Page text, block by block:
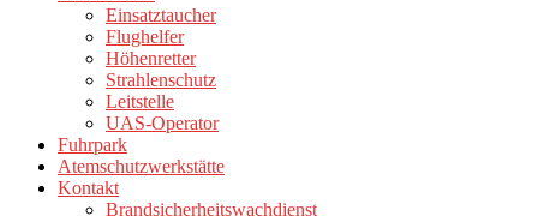
Einsatztaucher
Flughelfer
Höhenretter
Strahlenschutz
Leitstelle
UAS-Operator
Fuhrpark
Atemschutzwerkstätte
Kontakt
Brandsicherheitswachdienst